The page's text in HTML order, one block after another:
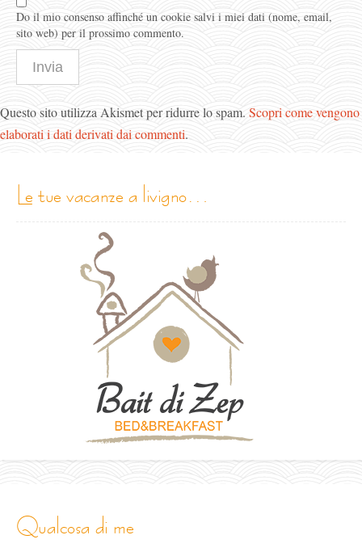
Do il mio consenso affinché un cookie salvi i miei dati (nome, email,
sito web) per il prossimo commento.
Questo sito utilizza Akismet per ridurre lo spam. Scopri come vengono
elaborati i dati derivati dai commenti.
le tue vacanze a livigno…
qualcosa di me